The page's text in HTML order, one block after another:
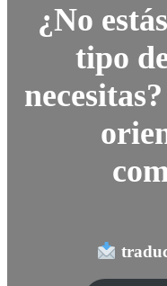
¿No
tipo